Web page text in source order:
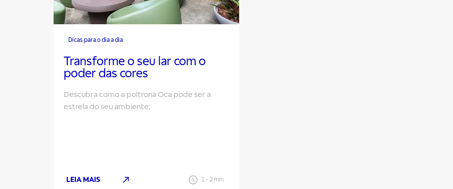
Dicas para o dia a dia
Transforme o seu lar com o
poder das cores
Descubra como a poltrona Oca pode ser a
estrela do seu ambiente;
LEIA MAIS 1- 2min